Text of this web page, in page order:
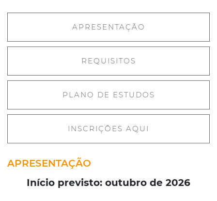
APRESENTAÇÃO
Início previsto: outubro de 2026
APRESENTAÇÃO
REQUISITOS
PLANO DE ESTUDOS
INSCRIÇÕES AQUI